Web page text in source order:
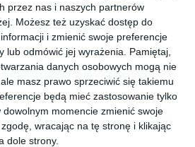
przez nas i naszych partnerów
Możesz też uzyskać dostęp do
i zmienić swoje preferencje
lub odmówić jej wyrażenia.
Pamiętaj,
danych osobowych mogą nie
masz prawo sprzeciwić się takiemu
będą mieć zastosowanie tylko
momencie zmienić swoje
wracając na tę stronę i klikając
dole strony.
z betonem
drewnianym blatem połączona z